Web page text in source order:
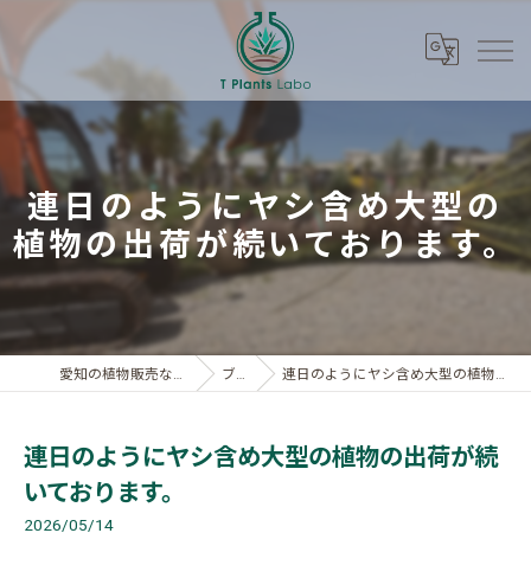
連日のようにヤシ含め大型の
植物の出荷が続いております。
愛知の植物販売ならT Plants Labo ブログ 連日のようにヤシ含め大型の植物の出荷が続いております。
連日のようにヤシ含め大型の植物の出荷が続
いております。
2026/05/14